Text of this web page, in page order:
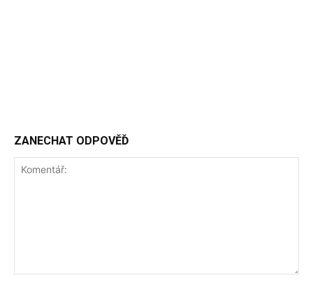
ZANECHAT ODPOVĚĎ